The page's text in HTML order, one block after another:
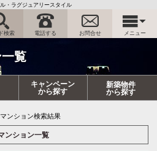
・ラグジュアリースタイル
検索 電話する お問合せ メニュー
覧
キャンペーン
から探す
新築物件
から探す
ンション検索結果
ンション一覧